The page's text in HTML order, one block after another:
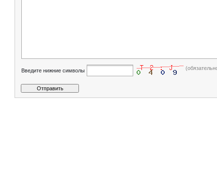
Введите нижние символы